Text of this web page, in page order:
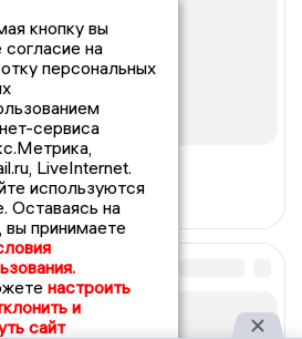
кнопку вы
на
персональных
сервиса
LiveInternet.
используются
Оставаясь на
вы принимаете
настроить
и
сайт